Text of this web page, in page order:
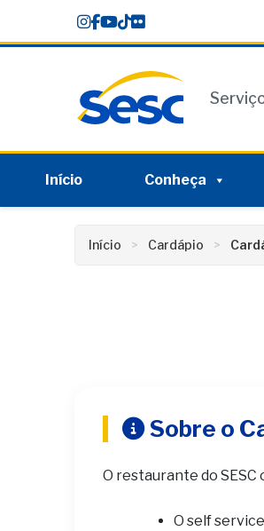
content
Início Conheça
Início Cardápio
Sobre o
O restaurante do SESC
O self service